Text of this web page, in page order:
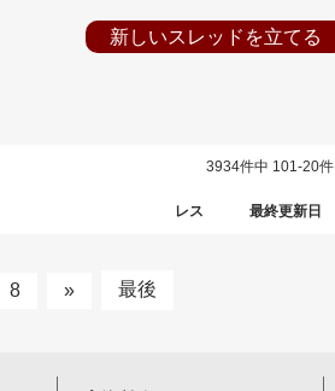
新しいスレッドを立てる
3934件中 101-20件
レス 最終更新日
8 » 最後